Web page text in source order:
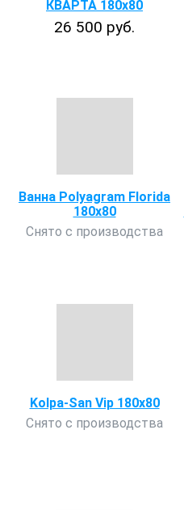
КВАРТА 180х80
26 500 руб.
Ванна Polyagram Florida
180x80
Снято с производства
Kolpa-San Vip 180x80
Снято с производства